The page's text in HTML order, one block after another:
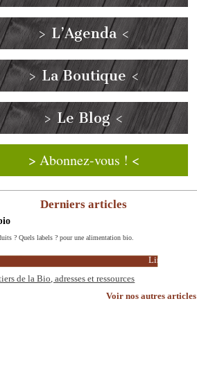
> L’Agenda <
> La Boutique <
> Le Blog <
> Abonnez-vous ! <
Derniers articles
? Quels labels ? pour une alimentation bio.
Lire la suite
de la Bio, adresses et ressources
Voir nos autres articles